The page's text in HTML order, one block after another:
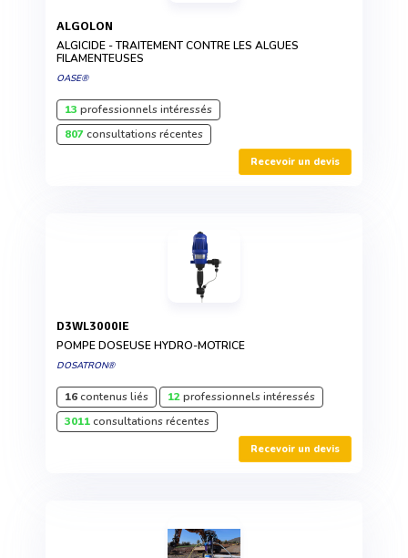
ALGOLON
ALGICIDE - TRAITEMENT CONTRE LES ALGUES
FILAMENTEUSES
OASE®
13 professionnels intéressés
807consultations récentes
Recevoir un devis
D3WL3000IE
POMPE DOSEUSE HYDRO-MOTRICE
DOSATRON®
16contenus liés 12professionnels intéressés
3011consultations récentes
Recevoir un devis